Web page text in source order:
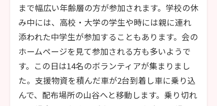
まで幅広い年齢層の方が参加されます。学校の休
み中には、高校・大学の学生や時には親に連れ
添われた中学生が参加することもあります。会の
ホームページを見て参加される方も多いようで
す。この日は14名のボランティアが集まりまし
た。支援物資を積んだ車が2台到着し車に乗り込
んで、配布場所の山谷へと移動します。乗り切れ